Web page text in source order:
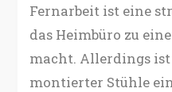
Fernarbeit ist eine
das Heimbüro zu
macht. Allerdings
montierter Stühle